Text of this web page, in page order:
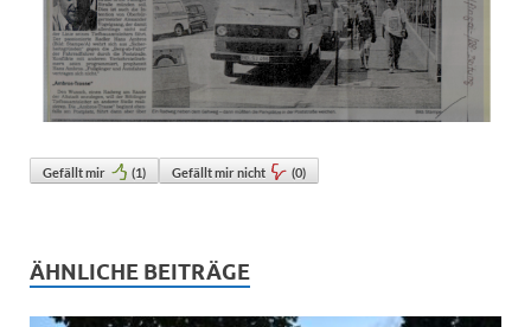
Gefällt mir (1) Gefällt mir nicht (0)
ÄHNLICHE BEITRÄGE